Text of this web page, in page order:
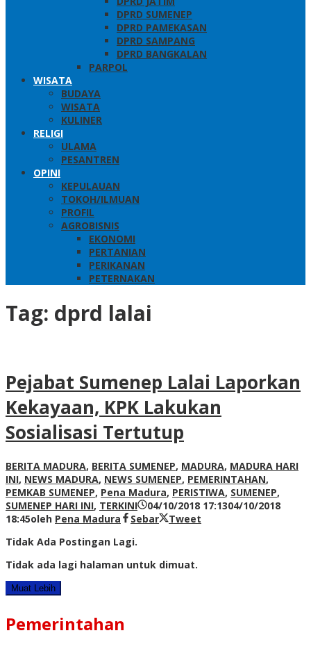
DPRD SUMENEP
DPRD PAMEKASAN
DPRD SAMPANG
DPRD BANGKALAN
PARPOL
WISATA
BUDAYA
WISATA
KULINER
RELIGI
ULAMA
PESANTREN
OPINI
KEPULAUAN
TOKOH/ILMUAN
PROFIL
AGROBISNIS
EKONOMI
PERTANIAN
PERIKANAN
PETERNAKAN
Tag: dprd lalai
Pejabat Sumenep Lalai Laporkan
Kekayaan, KPK Lakukan
Sosialisasi Tertutup
BERITA MADURA, BERITA SUMENEP, MADURA, MADURA HARI
INI, NEWS MADURA, NEWS SUMENEP, PEMERINTAHAN,
PEMKAB SUMENEP, Pena Madura, PERISTIWA, SUMENEP,
SUMENEP HARI INI, TERKINI 04/10/2018 17:1304/10/2018
18:45oleh Pena Madura Sebar
Tweet
Tidak Ada Postingan Lagi.
Tidak ada lagi halaman untuk dimuat.
Muat Lebih
Pemerintahan